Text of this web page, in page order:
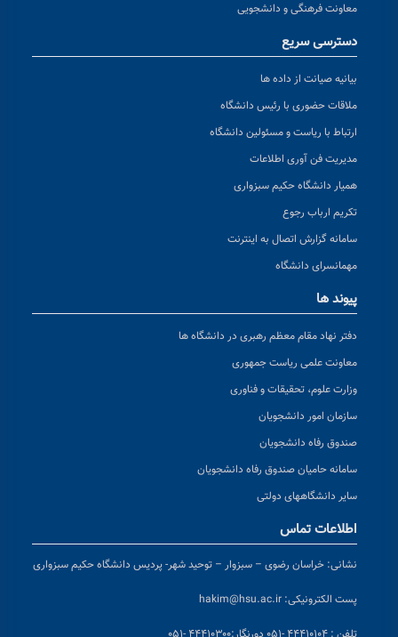
معاونت فرهنگی و دانشجویی
دسترسی سریع
بیانیه صیانت از داده ها
ملاقات حضوری با رئیس دانشگاه
ارتباط با ریاست و مسئولین دانشگاه
مدیریت فن آوری اطلاعات
همیار دانشگاه حکیم سبزواری
تکریم ارباب رجوع
سامانه گزارش اتصال به اینترنت
مهمانسرای دانشگاه
پیوند ها
دفتر نهاد مقام معظم رهبری در دانشگاه ها
معاونت علمی ریاست جمهوری
وزارت علوم، تحقیقات و فناوری
سازمان امور دانشجویان
صندوق رفاه دانشجویان
سامانه حامیان صندوق رفاه دانشجویان
سایر دانشگاههای دولتی
اطلاعات تماس
نشانی: خراسان رضوی – سبزوار – توحید شهر- پردیس دانشگاه حکیم سبزواری
پست الکترونیکی: hakim@hsu.ac.ir